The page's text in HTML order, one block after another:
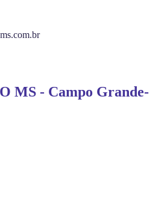
MS - Campo Grande-